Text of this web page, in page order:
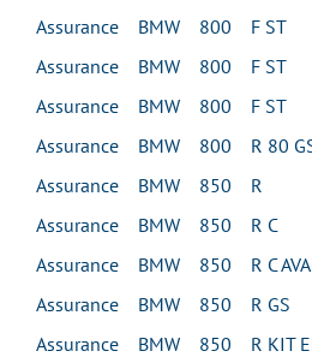
Assurance BMW 800 F ST
Assurance BMW 800 F ST
Assurance BMW 800 F ST
Assurance BMW 800 R 80 GS
Assurance BMW 850 R
Assurance BMW 850 R C
Assurance BMW 850 R C
Assurance BMW 850 R GS
Assurance BMW 850 R KIT